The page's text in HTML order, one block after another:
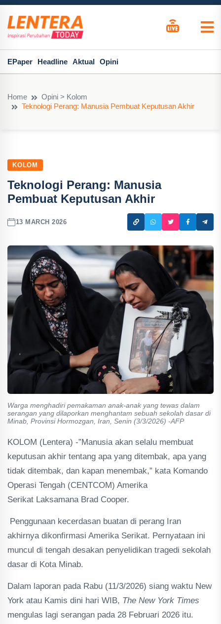
EPaper Headline Aktual Opini
Home
Opini > Kolom
Teknologi Perang: Manusia Pembuat Keputusan Akhir
KOLOM
Teknologi Perang: Manusia
Pembuat Keputusan Akhir
13 MARCH 2026
Warga menghadiri pemakaman anak-anak yang tewas dalam
serangan yang dilaporkan menghantam sebuah sekolah dasar di
Minab, Provinsi Hormozgan, Iran, Senin (3/3/2026) -AFP
KOLOM (Lentera) -”Manusia akan selalu membuat
keputusan akhir tentang apa yang ditembak, apa yang
tidak ditembak, dan kapan menembak,” kata Komando
Operasi Tengah (CENTCOM) Amerika
Serikat Laksamana Brad Cooper.
Penggunaan kecerdasan buatan di perang Iran
akhirnya dikonfirmasi Amerika Serikat. Pernyataan ini
muncul di tengah desakan penyelidikan tragedi sekolah
dasar di Kota Minab.
Dalam laporan pada Rabu (11/3/2026) siang waktu New
York atau Kamis dini hari WIB, The New York Times
mengulas lagi serangan pada 28 Februari 2026 itu.